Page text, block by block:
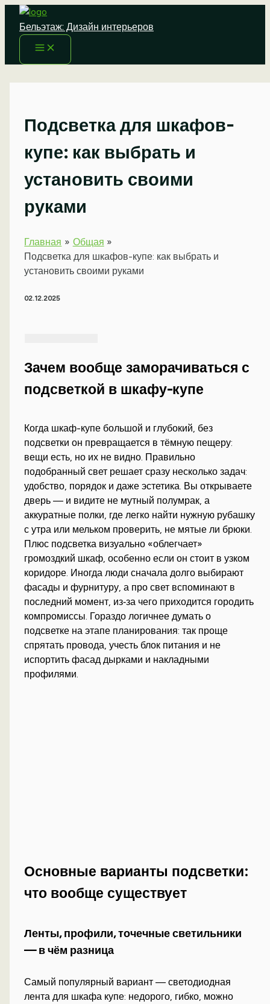
Перейти
содержимому
Бельэтаж: Дизайн интерьеров
Подсветка для шкафов-
купе: как выбрать и
установить своими
руками
Главная
Общая
Подсветка для шкафов-купе: как выбрать и
установить своими руками
02.12.2025
Зачем вообще заморачиваться с
подсветкой в шкафу-купе
Когда шкаф-купе большой и глубокий, без
подсветки он превращается в тёмную пещеру:
вещи есть, но их не видно. Правильно
подобранный свет решает сразу несколько задач:
удобство, порядок и даже эстетика. Вы открываете
дверь — и видите не мутный полумрак, а
аккуратные полки, где легко найти нужную рубашку
с утра или мельком проверить, не мятые ли брюки.
Плюс подсветка визуально «облегчает»
громоздкий шкаф, особенно если он стоит в узком
коридоре. Иногда люди сначала долго выбирают
фасады и фурнитуру, а про свет вспоминают в
последний момент, из‑за чего приходится городить
компромиссы. Гораздо логичнее думать о
подсветке на этапе планирования: так проще
спрятать провода, учесть блок питания и не
испортить фасад дырками и накладными
профилями.
Основные варианты подсветки:
что вообще существует
Ленты, профили, точечные светильники
— в чём разница
Самый популярный вариант — светодиодная
лента для шкафа купе: недорого, гибко, можно